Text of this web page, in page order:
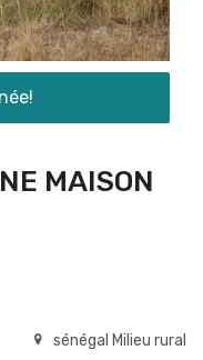
MAISON
sénégal Milieu rural